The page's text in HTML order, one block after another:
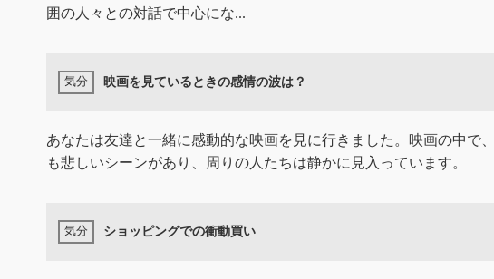
囲の人々との対話で中心にな...
映画を見ているときの感情の波は？
あなたは友達と一緒に感動的な映画を見に行きました。映画の中で
も悲しいシーンがあり、周りの人たちは静かに見入っています。
ショッピングでの衝動買い